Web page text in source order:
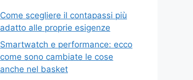
Come scegliere il contapassi più
adatto alle proprie esigenze
Smartwatch e performance: ecco
come sono cambiate le cose
anche nel basket